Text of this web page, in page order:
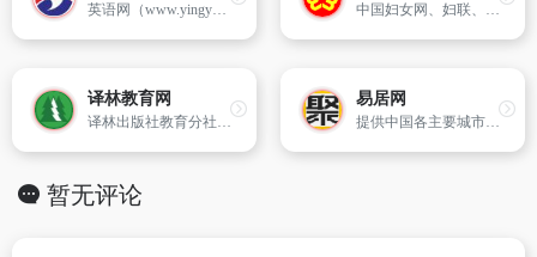
英语网（www.yingyuw.cn）成立于2019年，是国内大型公益英语学习网站。 中国妇女网、妇联、中国妇联、中国女网、女性之声、妇联官网、全国妇联官网、中华全国妇女联合会官网、全国妇联、中华全国妇女联合会、中国女性、中国妇女
译林教育网
译林出版社教育分社专注于英语教育出版
易居网
提供中国各主要城市的租房、二手房及楼盘信息。
暂无评论